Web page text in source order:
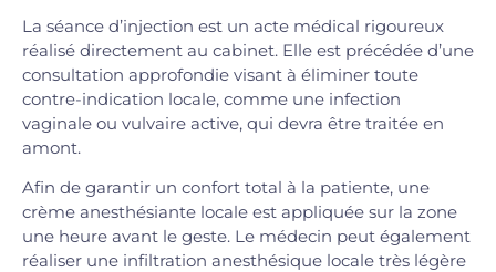
La séance d’injection est un acte médical rigoureux
réalisé directement au cabinet. Elle est précédée d’une
consultation approfondie visant à éliminer toute
contre-indication locale, comme une infection
vaginale ou vulvaire active, qui devra être traitée en
amont.
Afin de garantir un confort total à la patiente, une
crème anesthésiante locale est appliquée sur la zone
une heure avant le geste. Le médecin peut également
réaliser une infiltration anesthésique locale très légère